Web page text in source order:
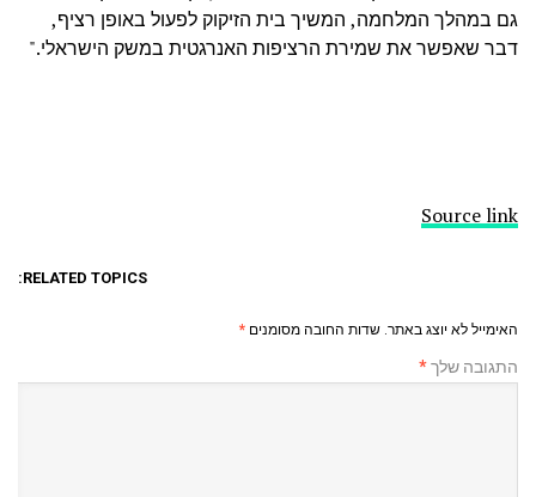
גם במהלך המלחמה, המשיך בית הזיקוק לפעול באופן רציף,
דבר שאפשר את שמירת הרציפות האנרגטית במשק הישראלי."
Source link
RELATED TOPICS:
האימייל לא יוצג באתר. שדות החובה מסומנים *
התגובה שלך*